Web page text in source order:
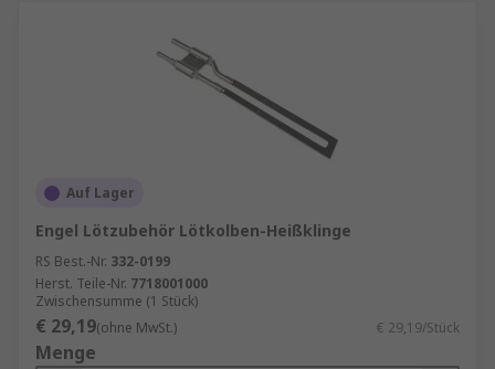
Auf Lager
Engel Lötzubehör Lötkolben-Heißklinge
RS Best.-Nr. 332-0199
Herst. Teile-Nr. 7718001000
Zwischensumme (1 Stück)
€ 29,19(ohne MwSt.) € 29,19/Stück
Menge